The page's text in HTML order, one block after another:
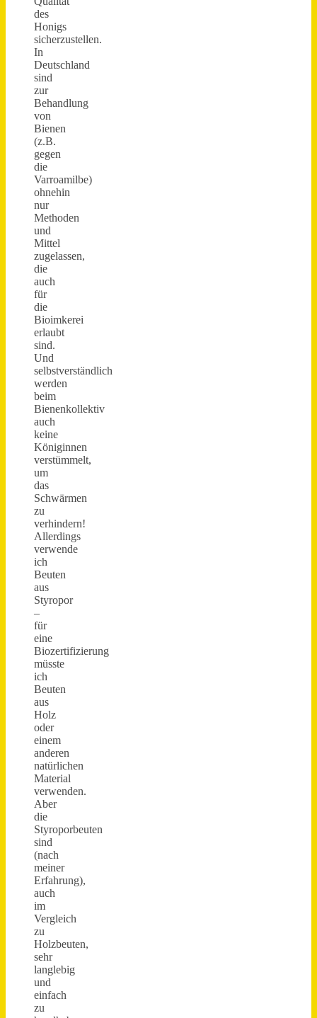
des
Honigs
sicherzustellen.
In
Deutschland
sind
zur
Behandlung
von
Bienen
(z.B.
gegen
die
Varroamilbe)
ohnehin
nur
Methoden
und
Mittel
zugelassen,
die
auch
für
die
Bioimkerei
erlaubt
sind.
Und
selbstverständlich
werden
beim
Bienenkollektiv
auch
keine
Königinnen
verstümmelt,
um
das
Schwärmen
zu
verhindern!
Allerdings
verwende
ich
Beuten
aus
Styropor
–
für
eine
Biozertifizierung
müsste
ich
Beuten
aus
Holz
oder
einem
anderen
natürlichen
Material
verwenden.
Aber
die
Styroporbeuten
sind
(nach
meiner
Erfahrung),
auch
im
Vergleich
zu
Holzbeuten,
sehr
langlebig
und
einfach
zu